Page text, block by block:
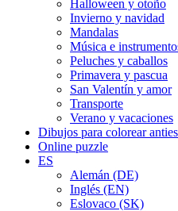
Halloween y otoño
Invierno y navidad
Mandalas
Música e
Peluches y caballos
Primavera y pascua
San Valentín y amor
Transporte
Verano y vacaciones
Dibujos para colorear
Online puzzle
ES
Alemán (DE)
Inglés (EN)
Eslovaco (SK)